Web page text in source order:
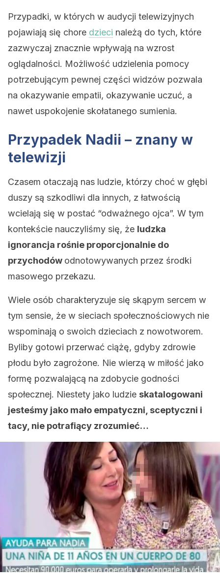
Przypadki, w których w audycji telewizyjnych
pojawiają się chore dzieci należą do tych, które
zazwyczaj znacznie wpływają na wzrost
oglądalności. Możliwość udzielenia pomocy
potrzebującym pewnej części widzów pozwala
na okazywanie empatii, okazywanie uczuć, a
nawet uspokojenie skołatanego sumienia.
Przypadek Nadii – znany w
telewizji
Czasem otaczają nas ludzie, którzy choć w głębi
duszy są szkodliwi dla innych, z łatwością
wcielają się w postać “odważnego ojca”. W tym
kontekście nauczyliśmy się, że ludzka
ignorancja rośnie proporcjonalnie do
przychodów odnotowywanych przez środki
masowego przekazu.
Wiele osób charakteryzuje się skąpym sercem w
tym sensie, że w sieciach społecznościowych nie
wspominają o swoich dzieciach z nowotworem.
Byliby gotowi przerwać ciążę, gdyby zdrowie
płodu było zagrożone. Nie wierzą w miłość jako
formę pozwalającą na zdobycie godności
społecznej. Niestety jako ludzie skatalogowani
jesteśmy jako mało empatyczni, sceptyczni i
tacy, nie potrafiący zrozumieć…